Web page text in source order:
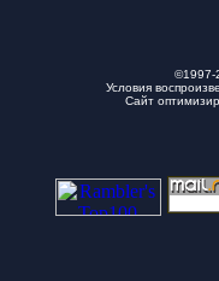
Условия
Сайт